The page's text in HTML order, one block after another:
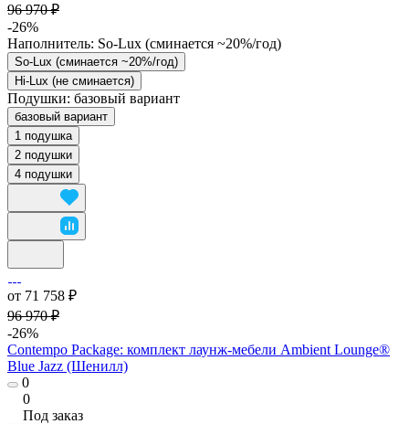
96 970 ₽
-26%
Наполнитель: So-Lux (cминается ~20%/год)
So-Lux (cминается ~20%/год)
Hi-Lux (не сминается)
Подушки: базовый вариант
базовый вариант
1 подушка
2 подушки
4 подушки
от 71 758 ₽
96 970 ₽
-26%
Contempo Package: комплект лаунж-мебели Ambient Lounge®
Blue Jazz (Шенилл)
0
0
Под заказ